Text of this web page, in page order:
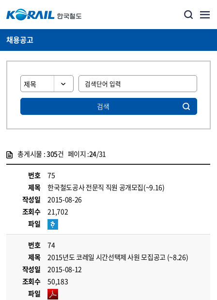
채용공고
검색
총게시물 :305건 페이지 :24/31
번호
75
제목
한국철도공사 전문직 직원 공개모집(~9.16)
작성일
2015-08-26
조회수
21,702
파일
번호
74
제목
2015년도 코레일 시간선택제 사원 모집공고 (~8.26)
작성일
2015-08-12
조회수
50,183
파일